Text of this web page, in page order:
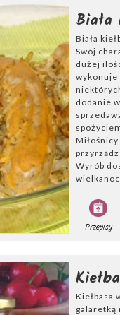
Biała
Biała
Swój
dużej
wykonuje
dodanie
Wyrób
Przepisy
Kiełbasa
galaretką